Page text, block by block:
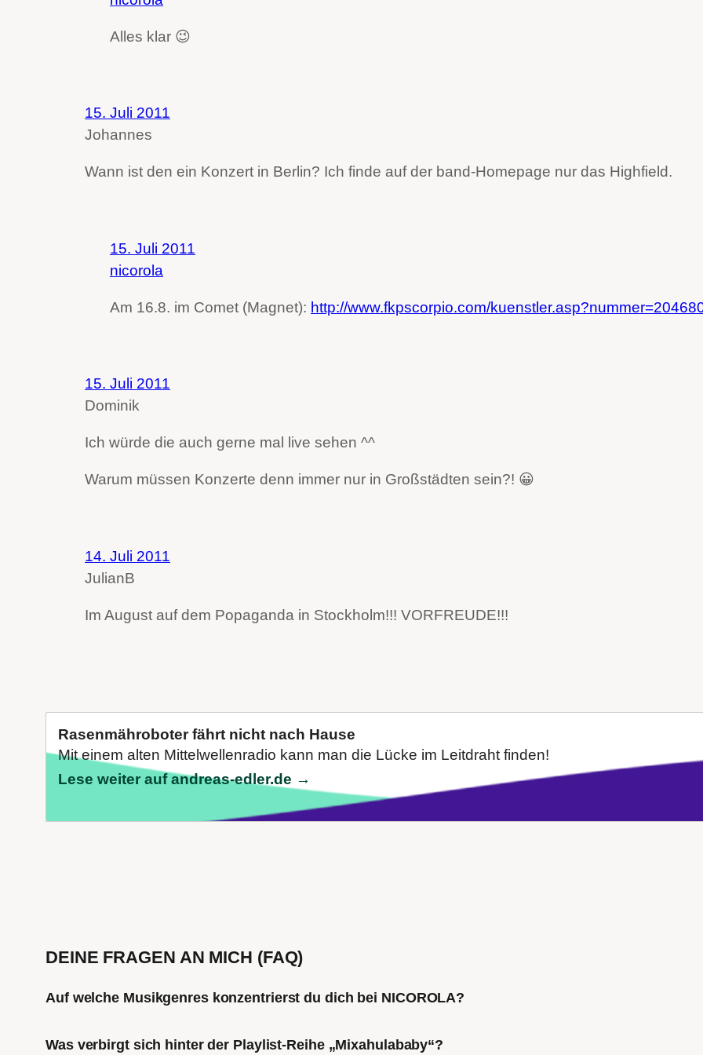
Alles klar 😉
15. Juli 2011
Johannes
Wann ist den ein Konzert in Berlin? Ich finde auf der band-Homepage nur das Highfield.
15. Juli 2011
nicorola
Am 16.8. im Comet (Magnet): http://www.fkpscorpio.com/
15. Juli 2011
Dominik
Ich würde die auch gerne mal live sehen ^^
Warum müssen Konzerte denn immer nur in Großstädten sein?! 😀
14. Juli 2011
JulianB
Im August auf dem Popaganda in Stockholm!!! VORFREUDE!!!
Rasenmähroboter fährt nicht nach Hause
Mit einem alten Mittelwellenradio kann man die Lücke im Leitdraht finden!
Lese weiter auf andreas-edler.de →
DEINE FRAGEN AN MICH (FAQ)
Auf welche Musikgenres konzentrierst du dich bei NICOROLA?
Was verbirgt sich hinter der Playlist-Reihe „Mixahulababy“?